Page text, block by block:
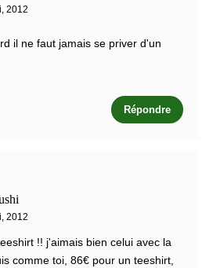
2012
il ne faut jamais se priver d'un
Répondre
2012
!! j'aimais bien celui avec la
comme toi, 86€ pour un teeshirt,